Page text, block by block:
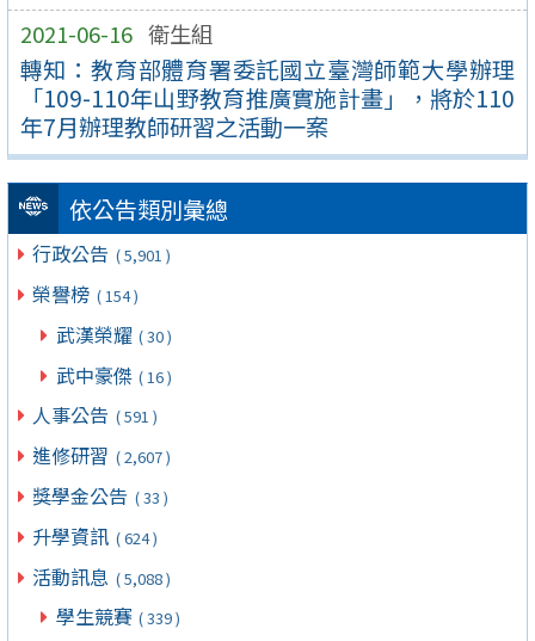
2021-06-16 衛生組
轉知：教育部體育署委託國立臺灣師範大學辦理
「109-110年山野教育推廣實施計畫」，將於110
年7月辦理教師研習之活動一案
依公告類別彙總
行政公告 ( 5,901 )
榮譽榜 ( 154 )
武漢榮耀 ( 30 )
武中豪傑 ( 16 )
人事公告 ( 591 )
進修研習 ( 2,607 )
獎學金公告 ( 33 )
升學資訊 ( 624 )
活動訊息 ( 5,088 )
學生競賽 ( 339 )